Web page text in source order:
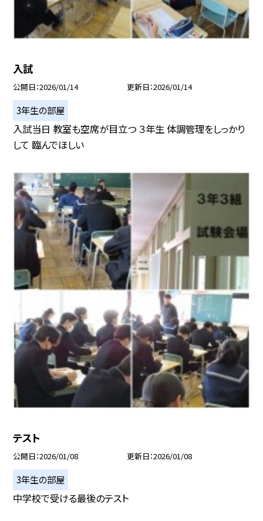
入試
公開日 2026/01/14 更新日 2026/01/14
3年生の部屋
入試当日 教室も空席が目立つ ３年生 体調管理をしっかり
して 臨んでほしい
テスト
公開日 2026/01/08 更新日 2026/01/08
3年生の部屋
中学校で受ける最後のテスト